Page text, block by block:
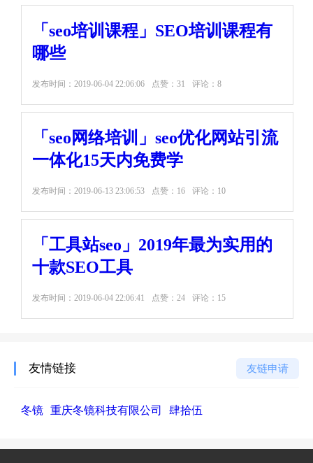
「seo培训课程」SEO培训课程有
哪些
发布时间： 2019-06-04 22:06:06 点赞：31 评论：8
「seo网络培训」seo优化网站引流
一体化15天内免费学
发布时间： 2019-06-13 23:06:53 点赞：16 评论：10
「工具站seo」2019年最为实用的
十款SEO工具
发布时间： 2019-06-04 22:06:41 点赞：24 评论：15
友情链接 友链申请
冬镜 重庆冬镜科技有限公司 肆拾伍